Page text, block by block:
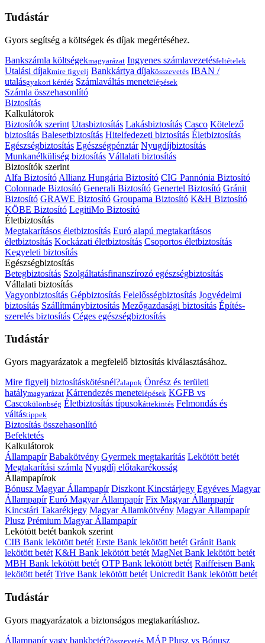
Tudástár
Gyors segítség a költségek és díjak megértéséhez.
Bankszámla költségekmagyarázat Ingyenes számlavezetésfeltételek
Utalási díjakmire figyelj Bankkártya díjakösszevetés IBAN /
utalásgyakori kérdés Számlaváltás menetelépések
Számla összehasonlító
Biztosítás
Kalkulátorok
Biztosítók szerint Utasbiztosítás Lakásbiztosítás Casco Kötelező
biztosítás Balesetbiztosítás Hitelfedezeti biztosítás Életbiztosítás
Egészségbiztosítás Egészségpénztár Nyugdíjbiztosítás
Munkanélküliség biztosítás Vállalati biztosítás
Biztosítók szerint
Alfa Biztosító Allianz Hungária Biztosító CIG Pannónia Biztosító
Colonnade Biztosító Generali Biztosító Genertel Biztosító Gránit
Biztosító GRAWE Biztosító Groupama Biztosító K&H Biztosító
KÖBE Biztosító LegitiMo Biztosító
Életbiztosítás
Megtakarításos életbiztosítás Euró alapú megtakarításos
életbiztosítás Kockázati életbiztosítás Csoportos életbiztosítás
Kegyeleti biztosítás
Egészségbiztosítás
Betegbiztosítás Szolgáltatásfinanszírozó egészségbiztosítás
Vállalati biztosítás
Vagyonbiztosítás Gépbiztosítás Felelősségbiztosítás Jogvédelmi
biztosítás Szállítmánybiztosítás Mezőgazdasági biztosítás Építés-
szerelés biztosítás Céges egészségbiztosítás
Tudástár
Gyors magyarázatok a megfelelő biztosítás kiválasztásához.
Mire figyelj biztosításkötésnél?alapok Önrész és területi
hatálymagyarázat Kárrendezés menetelépések KGFB vs
Cascokülönbség Életbiztosítás típusokáttekintés Felmondás és
váltástippek
Biztosítás összehasonlító
Befektetés
Kalkulátorok
Állampapír Babakötvény Gyermek megtakarítás Lekötött betét
Megtakarítási számla Nyugdíj előtakarékosság
Állampapírok
Bónusz Magyar Állampapír Diszkont Kincstárjegy Egyéves Magyar
Állampapír Euró Magyar Állampapír Fix Magyar Állampapír
Kincstári Takarékjegy Magyar Államkötvény Magyar Állampapír
Plusz Prémium Magyar Állampapír
Lekötött betét bankok szerint
CIB Bank lekötött betét Erste Bank lekötött betét Gránit Bank
lekötött betét K&H Bank lekötött betét MagNet Bank lekötött betét
MBH Bank lekötött betét OTP Bank lekötött betét Raiffeisen Bank
lekötött betét Trive Bank lekötött betét Unicredit Bank lekötött betét
Tudástár
Gyors magyarázatok a biztonságos megtakarításhoz.
Állampapír vagy bankbetét?összevetés MÁP Plusz vs Bónusz